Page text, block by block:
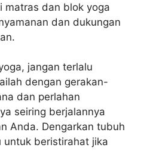
matras dan blok yoga
dan dukungan
jangan terlalu
dengan gerakan-
dan perlahan
seiring berjalannya
Anda. Dengarkan tubuh
untuk beristirahat jika